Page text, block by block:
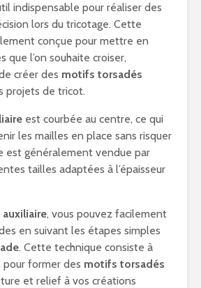
indispensable pour réaliser des
lors du tricotage. Cette
conçue pour mettre en
l’on souhaite croiser,
créer des motifs torsadés
projets de tricot.
est courbée au centre, ce qui
les mailles en place sans risquer
est généralement vendue par
tailles adaptées à l’épaisseur
, vous pouvez facilement
en suivant les étapes simples
. Cette technique consiste à
pour former des motifs torsadés
et relief à vos créations